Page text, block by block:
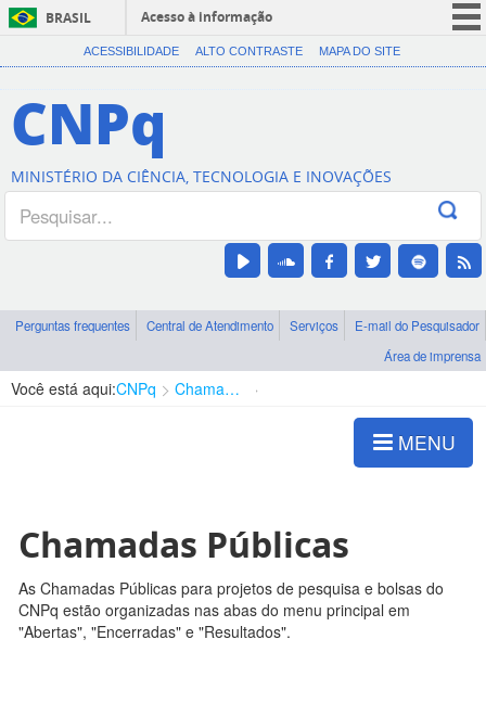
BRASIL
Acesso à informação
CORONAVÍRUS (COVID-19)
Canais
ACESSIBILIDADE ALTO CONTRASTE MAPA DO SITE
CNPq
MINISTÉRIO DA CIÊNCIA, TECNOLOGIA E INOVAÇÕES
Perguntas frequentes Central de Atendimento Serviços
E-mail do Pesquisador
Área de imprensa
Você está aqui:CNPq Chamadas
MENU
Chamadas Públicas
As Chamadas Públicas para projetos de pesquisa e bolsas do
CNPq estão organizadas nas abas do menu principal em
"Abertas", "Encerradas" e "Resultados".